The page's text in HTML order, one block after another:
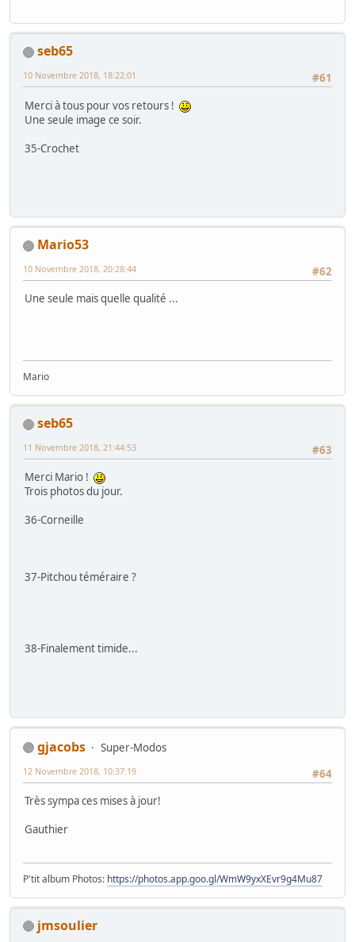
seb65
#61
10 Novembre 2018, 18:22:01
Merci à tous pour vos retours !
Une seule image ce soir.
35-Crochet
Mario53
#62
10 Novembre 2018, 20:28:44
Une seule mais quelle qualité ...
Mario
seb65
#63
11 Novembre 2018, 21:44:53
Merci Mario !
Trois photos du jour.
36-Corneille
37-Pitchou téméraire ?
38-Finalement timide...
gjacobs
Super-Modos
#64
12 Novembre 2018, 10:37:19
Très sympa ces mises à jour!
Gauthier
P'tit album Photos: https://photos.app.goo.gl/WmW9yxXEvr9g4Mu87
jmsoulier